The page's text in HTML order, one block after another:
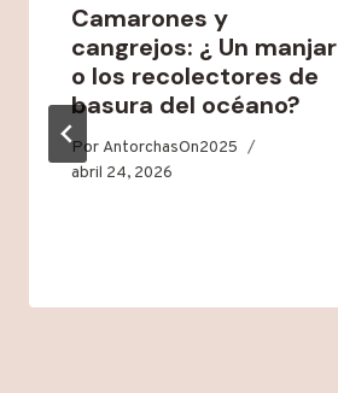
Camarones y
cangrejos: ¿ Un manjar
o los recolectores de
basura del océano?
PorAntorchasOn2025
abril 24, 2026